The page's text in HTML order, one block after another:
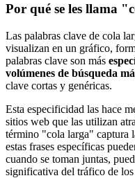
Por qué se les llama
Las palabras clave de cola
visualizan en un gráfico,
palabras clave son más
volúmenes de búsqueda
clave cortas y genéricas.
Esta especificidad las hace
sitios web que las utilizan
término "cola larga" captura
estas frases específicas
cuando se toman juntas,
significativa del tráfico de los